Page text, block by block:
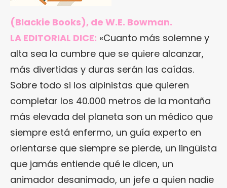
(Blackie Books), de W.E. Bowman.
LA EDITORIAL DICE: «Cuanto más solemne y
alta sea la cumbre que se quiere alcanzar,
más divertidas y duras serán las caídas.
Sobre todo si los alpinistas que quieren
completar los 40.000 metros de la montaña
más elevada del planeta son un médico que
siempre está enfermo, un guía experto en
orientarse que siempre se pierde, un lingüista
que jamás entiende qué le dicen, un
animador desanimado, un jefe a quien nadie